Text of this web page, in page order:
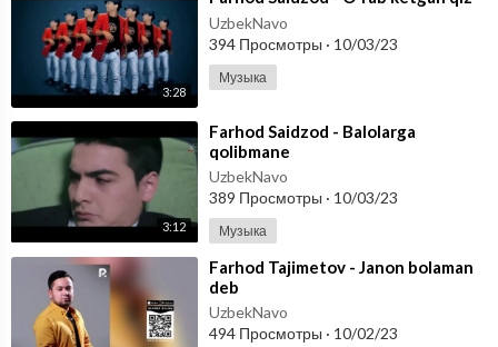
3:28
UzbekNavo
394 Просмотры · 10/03/23
Музыка
3:12
⁣Farhod Saidzod - Balolarga
qolibmane
UzbekNavo
389 Просмотры · 10/03/23
Музыка
⁣Farhod Tajimetov - Janon bolaman
deb
UzbekNavo
494 Просмотры · 10/02/23